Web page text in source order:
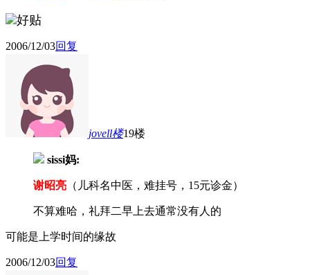
好贴
2006/12/03回复
jovell楼19楼
sissi妈:
谢昭亮 （儿科名中医，难挂号，15元诊金）
不算难哈，礼拜二早上去通常没有人的
可能是上学时间的缘故
2006/12/03回复